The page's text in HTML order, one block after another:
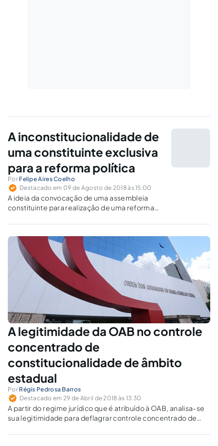
A inconstitucionalidade de
uma constituinte exclusiva
para a reforma política
Por Felipe Aires Coelho
Destacado em 09 de Agosto de 2018 às 15:00
A ideia da convocação de uma assembleia
constituinte para realização de uma reforma
A legitimidade da OAB no controle
concentrado de
constitucionalidade de âmbito
estadual
Por Régis Pedrosa Barros
Destacado em 29 de Abril de 2018 às 13:30
A partir do regime jurídico que é atribuído à OAB, analisa-se
sua legitimidade para deflagrar controle concentrado de